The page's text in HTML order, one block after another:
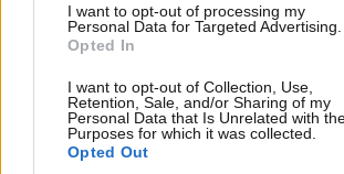
I want to opt-out of processing my
Personal Data for Targeted Advertising.
Opted In
I want to opt-out of Collection, Use,
Retention, Sale, and/or Sharing of my
Personal Data that Is Unrelated with
Purposes for which it was collected.
Opted Out
Ακολουθήστε το NEWSBEASTστο
και μάθετε πρώτοι όλες τις